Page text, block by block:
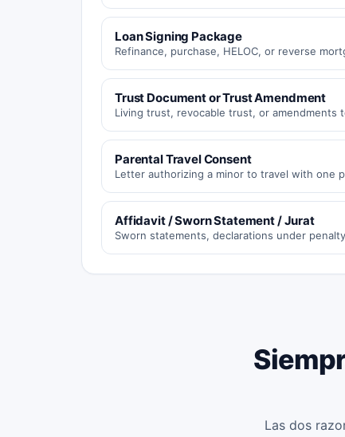
Loan Signing Package
Refinance, purchase, HELOC, or reverse
Trust Document or Trust Amendment
Living trust, revocable trust, or amendments
Parental Travel Consent
Letter authorizing a minor to travel with one
Affidavit / Sworn Statement / Jurat
Sworn statements, declarations under
Las dos